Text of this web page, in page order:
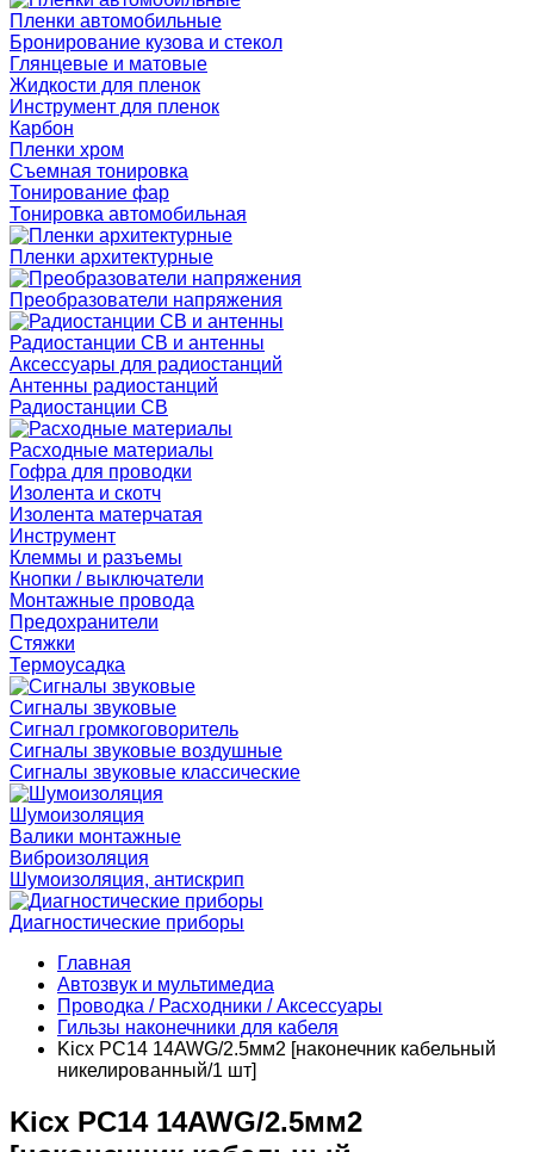
Пленки автомобильные
Бронирование кузова и стекол
Глянцевые и матовые
Жидкости для пленок
Инструмент для пленок
Карбон
Пленки хром
Съемная тонировка
Тонирование фар
Тонировка автомобильная
Пленки архитектурные
Преобразователи напряжения
Радиостанции CB и антенны
Аксессуары для радиостанций
Антенны радиостанций
Радиостанции CB
Расходные материалы
Гофра для проводки
Изолента и скотч
Изолента матерчатая
Инструмент
Клеммы и разъемы
Кнопки / выключатели
Монтажные провода
Предохранители
Стяжки
Термоусадка
Сигналы звуковые
Сигнал громкоговоритель
Сигналы звуковые воздушные
Сигналы звуковые классические
Шумоизоляция
Валики монтажные
Виброизоляция
Шумоизоляция, антискрип
Диагностические приборы
Главная
Автозвук и мультимедиа
Проводка / Расходники / Аксессуары
Гильзы наконечники для кабеля
Kicx PC14 14AWG/2.5мм2 [наконечник кабельный
никелированный/1 шт]
Kicx PC14 14AWG/2.5мм2